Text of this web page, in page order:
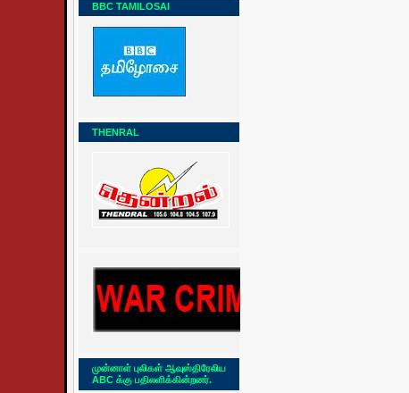
BBC TAMILOSAI
THENRAL
முன்னாள் புலிகள் ஆவுஸ்திரேலிய
ABC க்கு பதிலளிக்கின்றனர்.